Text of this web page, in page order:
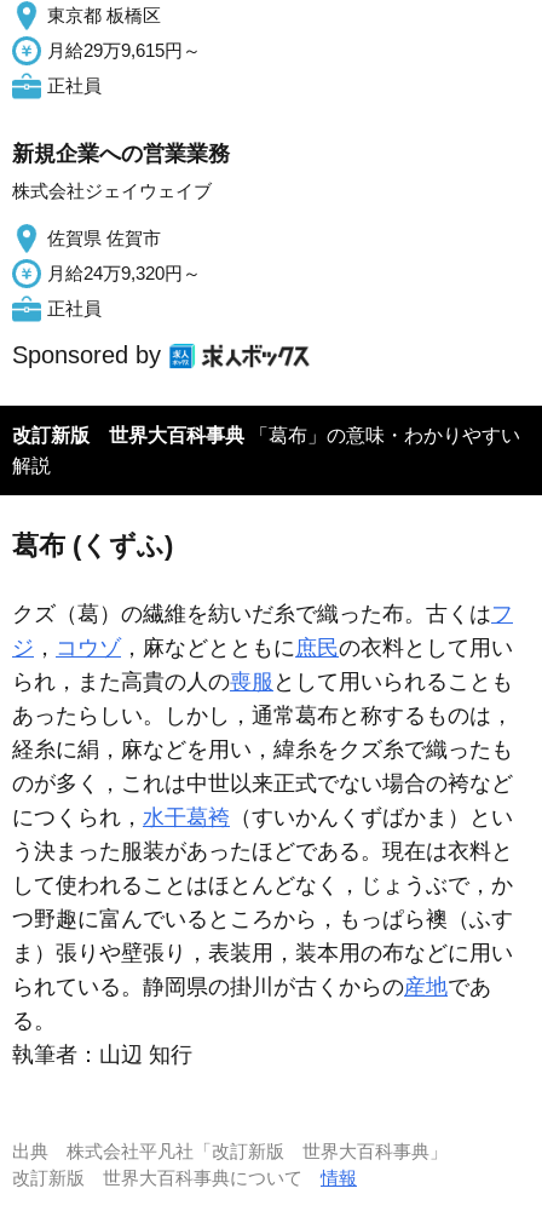
東京都 板橋区
月給29万9,615円～
正社員
新規企業への営業業務
株式会社ジェイウェイブ
佐賀県 佐賀市
月給24万9,320円～
正社員
Sponsored by
改訂新版 世界大百科事典
解説
葛布 (くずふ)
クズ（葛）の繊維を紡いだ糸で織った布。古くはフ
ジ ， コウゾ ，麻などとともに庶民の衣料として用い
られ，また高貴の人の喪服 として用いられることも
あったらしい。しかし，通常葛布と称するものは，
経糸に絹，麻などを用い，緯糸をクズ糸で織ったも
のが多く，これは中世以来正式でない場合の袴など
につくられ， 水干葛袴 （すいかんくずばかま）とい
う決まった服装があったほどである。現在は衣料と
して使われることはほとんどなく，じょうぶで，か
つ野趣に富んでいるところから，もっぱら襖（ふす
ま）張りや壁張り，表装用，装本用の布などに用い
られている。静岡県の掛川が古くからの産地であ
る。
執筆者： 山辺 知行
出典 株式会社平凡社「改訂新版 世界大百科事典」
改訂新版 世界大百科事典について情報